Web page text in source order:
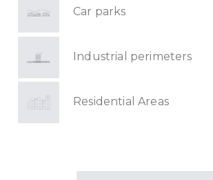
Car parks
Industrial perimeters
Residential Areas